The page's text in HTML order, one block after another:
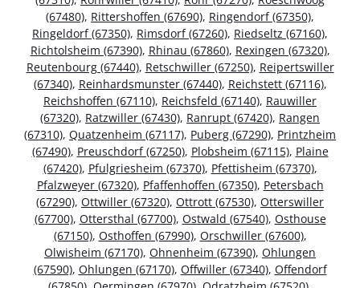
(67480), Rittershoffen (67690), Ringendorf (67350),
Ringeldorf (67350), Rimsdorf (67260), Riedseltz (67160),
Richtolsheim (67390), Rhinau (67860), Rexingen (67320),
Reutenbourg (67440), Retschwiller (67250), Reipertswiller
(67340), Reinhardsmunster (67440), Reichstett (67116),
Reichshoffen (67110), Reichsfeld (67140), Rauwiller
(67320), Ratzwiller (67430), Ranrupt (67420), Rangen
(67310), Quatzenheim (67117), Puberg (67290), Printzheim
(67490), Preuschdorf (67250), Plobsheim (67115), Plaine
(67420), Pfulgriesheim (67370), Pfettisheim (67370),
Pfalzweyer (67320), Pfaffenhoffen (67350), Petersbach
(67290), Ottwiller (67320), Ottrott (67530), Otterswiller
(67700), Ottersthal (67700), Ostwald (67540), Osthouse
(67150), Osthoffen (67990), Orschwiller (67600),
Olwisheim (67170), Ohnenheim (67390), Ohlungen
(67590), Ohlungen (67170), Offwiller (67340), Offendorf